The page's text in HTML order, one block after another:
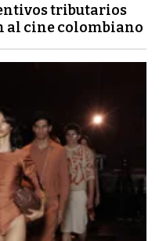
tributarios
al cine colombiano